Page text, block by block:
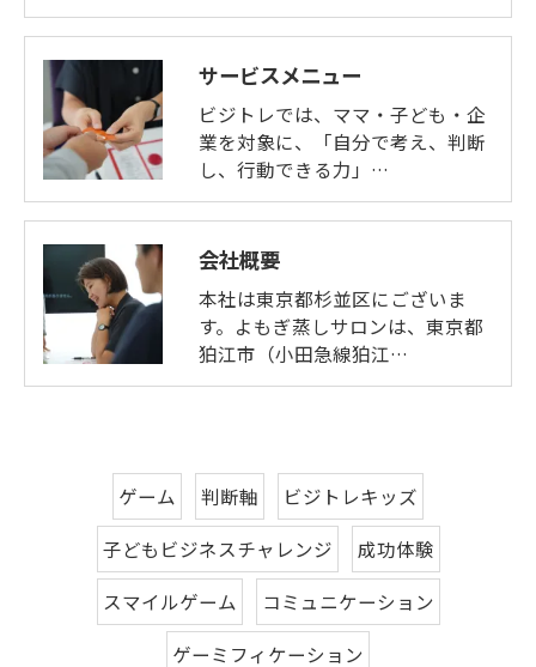
サービスメニュー
ビジトレでは、ママ・子ども・企
業を対象に、「自分で考え、判断
し、行動できる力」…
会社概要
本社は東京都杉並区にございま
す。よもぎ蒸しサロンは、東京都
狛江市（小田急線狛江…
ゲーム 判断軸
ビジトレキッズ
子どもビジネスチャレンジ
成功体験
スマイルゲーム
コミュニケーション
ゲーミフィケーション